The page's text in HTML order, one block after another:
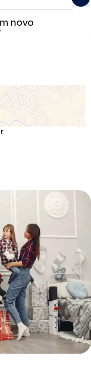
e tudo o que você
simples e
casa
Natal prática e
simples, tendências
novo